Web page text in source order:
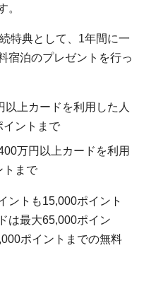
。
特典として、1年間に一
宿泊のプレゼントを行っ
上カードを利用した人
イントまで
万円以上カードを利用
トまで
ントも15,000ポイント
は最大65,000ポイン
ポイントまでの無料